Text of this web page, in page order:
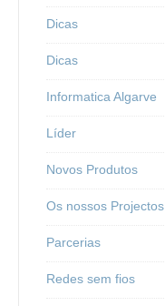
Dicas
Dicas
Informatica Algarve
Líder
Novos Produtos
Os nossos Projectos
Parcerias
Redes sem fios